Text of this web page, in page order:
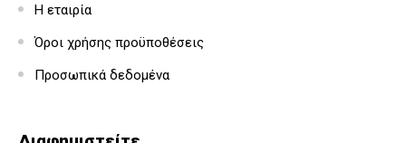
Η εταιρία
Όροι χρήσης προϋποθέσεις
Προσωπικά δεδομένα